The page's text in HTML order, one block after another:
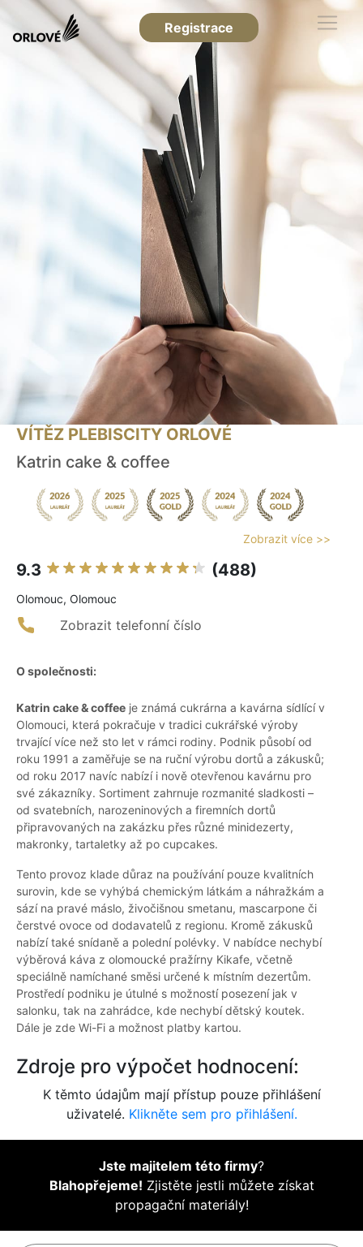
Registrace
VÍTĚZ PLEBISCITY ORLOVÉ
Katrin cake & coffee
Zobrazit více >>
9.3 (488)
Olomouc, Olomouc
Zobrazit telefonní číslo
O společnosti:
Katrin cake & coffee je známá cukrárna a kavárna sídlící v
Olomouci, která pokračuje v tradici cukrářské výroby
trvající více než sto let v rámci rodiny. Podnik působí od
roku 1991 a zaměřuje se na ruční výrobu dortů a zákusků;
od roku 2017 navíc nabízí i nově otevřenou kavárnu pro
své zákazníky. Sortiment zahrnuje rozmanité sladkosti –
od svatebních, narozeninových a firemních dortů
připravovaných na zakázku přes různé minidezerty,
makronky, tartaletky až po cupcakes.
Tento provoz klade důraz na používání pouze kvalitních
surovin, kde se vyhýbá chemickým látkám a náhražkám a
sází na pravé máslo, živočišnou smetanu, mascarpone či
čerstvé ovoce od dodavatelů z regionu. Kromě zákusků
nabízí také snídaně a polední polévky. V nabídce nechybí
výběrová káva z olomoucké pražírny Kikafe, včetně
speciálně namíchané směsi určené k místním dezertům.
Prostředí podniku je útulné s možností posezení jak v
salonku, tak na zahrádce, kde nechybí dětský koutek.
Dále je zde Wi-Fi a možnost platby kartou.
Zdroje pro výpočet hodnocení:
K těmto údajům mají přístup pouze přihlášení
uživatelé. Klikněte sem pro přihlášení.
Jste majitelem této firmy?
Blahopřejeme! Zjistěte jestli můžete získat
propagační materiály!